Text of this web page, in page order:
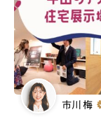
市川 梅